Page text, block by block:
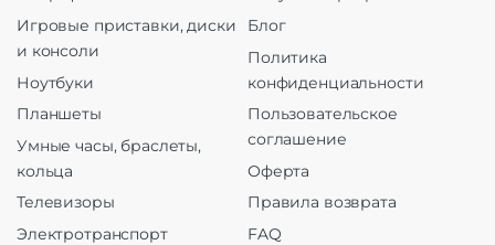
Игровые приставки, диски
и консоли
Ноутбуки
Планшеты
Умные часы, браслеты,
кольца
Телевизоры
Электротранспорт
Блог
Политика
конфиденциальности
Пользовательское
соглашение
Оферта
Правила возврата
FAQ